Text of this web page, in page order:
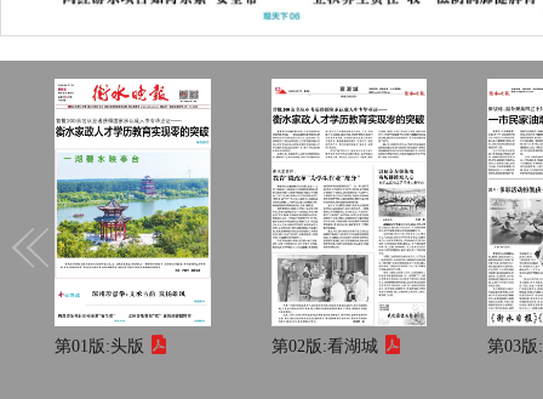
第01版:头版 第02版:看湖城 第03版: